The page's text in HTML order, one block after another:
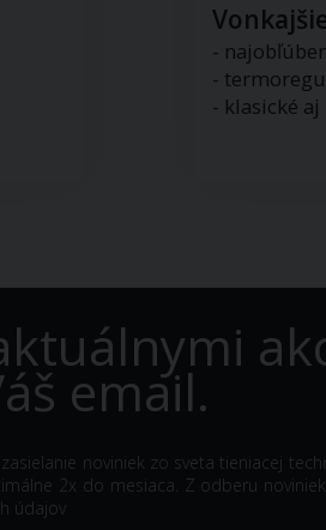
-
-
- klasické
email.
noviniek zo sveta tieniacej
2x do mesiaca. Z odberu
údajov